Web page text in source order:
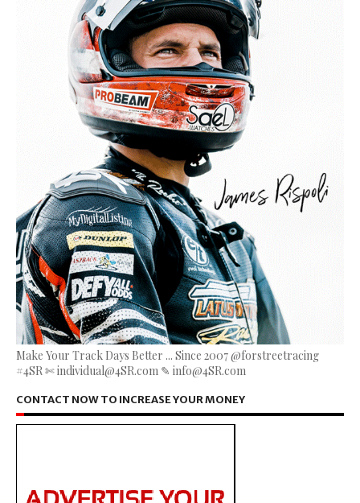
Make Your Track Days Better ... Since 2007 @forstreetracing
#4SR ✄ individual@4SR.com ✎ info@4SR.com
CONTACT NOW TO INCREASE YOUR MONEY